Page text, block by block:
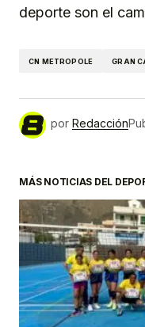
deporte son el
CN METROPOLE GRAN
por Redacción
MÁS NOTICIAS DEL